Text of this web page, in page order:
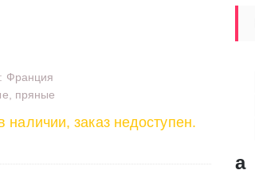
Франция
пряные
наличии, заказ недоступен.
a